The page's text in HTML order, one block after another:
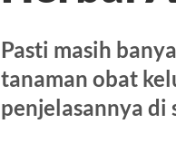
Pasti masih
tanaman obat
penjelasannya di